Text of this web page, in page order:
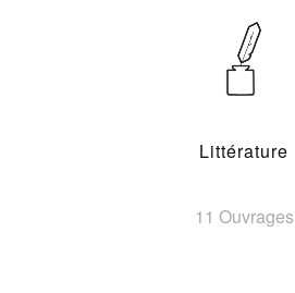
Littérature
11 Ouvrages